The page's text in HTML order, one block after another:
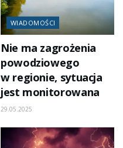
WIADOMOŚCI
Nie ma zagrożenia
powodziowego
w regionie, sytuacja
jest monitorowana
29.05.2025